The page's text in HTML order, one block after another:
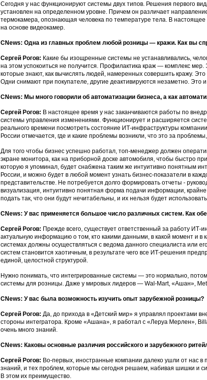
Сегодня у нас функционируют системы двух типов. Решения первого
установлен на определенном уровне. Причем он различает
термокамера, опознающая человека по температуре тела. В
на основе видеокамер.
CNews: Одна из главных проблем любой розницы — кражи. Как вы
Сергей Рогов: Какие бы изощренные системы не устанавливались,
на этом успокоиться не получится. Профилактика краж — комплекс
которые знают, как вычислять людей, намеренных совершить кражу.
Одни снимают при покупателе, другие деактивируются незаметно. Это
CNews: Мы много говорили об автоматизации бизнеса, а как
Сергей Рогов: В настоящее время у нас заканчиваются работы по
системы управления изменениями. Функционирует и расширяется
реального времени посмотреть состояние ИТ-инфраструктуры
России отмечается, где и какие проблемы возникли, что это за
Для того чтобы бизнес успешно работал, топ-менеджер должен
экране монитора, как на приборной доске автомобиля, чтобы быстро
которую я упоминал, будет снабжена таким же интуитивно понятным
России, и можно будет в любой момент узнать бизнес-показатели в
представительстве. Не потребуется долго формировать отчеты -
визуализация, интуитивно понятная форма подачи информации,
подать так, что они будут нечитабельны, и их нельзя будет
CNews: У вас применяется большое число различных систем. Как
Сергей Рогов: Прежде всего, существует ответственный за работу
актуальную информацию о том, кто какими данными, в какой момент и
системах должны осуществляться с ведома данного специалиста или
систем становится хаотичным, в результате чего все ИТ-решения
единой, целостной структурой.
Нужно понимать, что интегрированные системы — это нормально,
системы для розницы. Даже у мировых лидеров — Wal-Mart, «Ашан»,
CNews: У вас была возможность изучить опыт зарубежной розницы?
Сергей Рогов: Да, до прихода в «Детский мир» я управлял проектами
стороны интегратора. Кроме «Ашана», я работал с «Леруа Мерлен»,
очень много знаний.
CNews: Каковы основные различия российского и зарубежного
Сергей Рогов: Во-первых, иностранные компании далеко ушли от нас
знаний, и тех проблем, которые мы сегодня решаем, набивая шишки и
В этом их преимущество.